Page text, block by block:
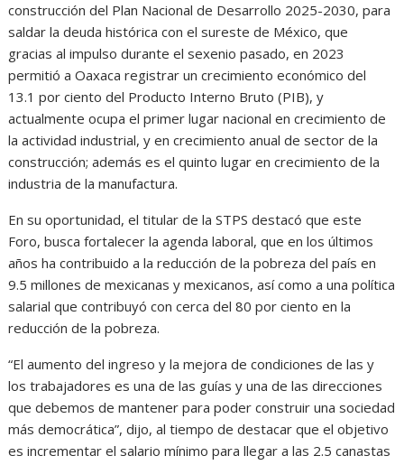
construcción del Plan Nacional de Desarrollo 2025-2030, para
saldar la deuda histórica con el sureste de México, que
gracias al impulso durante el sexenio pasado, en 2023
permitió a Oaxaca registrar un crecimiento económico del
13.1 por ciento del Producto Interno Bruto (PIB), y
actualmente ocupa el primer lugar nacional en crecimiento de
la actividad industrial, y en crecimiento anual de sector de la
construcción; además es el quinto lugar en crecimiento de la
industria de la manufactura.
En su oportunidad, el titular de la STPS destacó que este
Foro, busca fortalecer la agenda laboral, que en los últimos
años ha contribuido a la reducción de la pobreza del país en
9.5 millones de mexicanas y mexicanos, así como a una política
salarial que contribuyó con cerca del 80 por ciento en la
reducción de la pobreza.
“El aumento del ingreso y la mejora de condiciones de las y
los trabajadores es una de las guías y una de las direcciones
que debemos de mantener para poder construir una sociedad
más democrática”, dijo, al tiempo de destacar que el objetivo
es incrementar el salario mínimo para llegar a las 2.5 canastas